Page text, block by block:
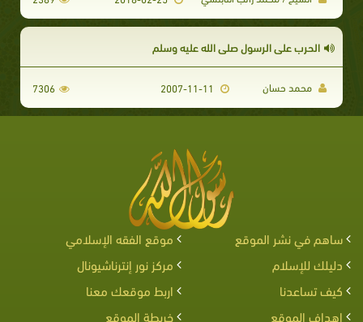
الحرب على الرسول صلي الله عليه وسلم
محمد حسان 7306
ساهم في نشر الموقع
موقع الفقه الإسلامي
دليلك للإسلام
مركز نور إنترناشيونال
كيف تساعدنا
اربط موقعك معنا
اهداف الموقع
خريطة الموقع